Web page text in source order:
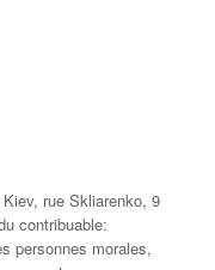
rue Skliarenko, 9
contribuable:
personnes morales,